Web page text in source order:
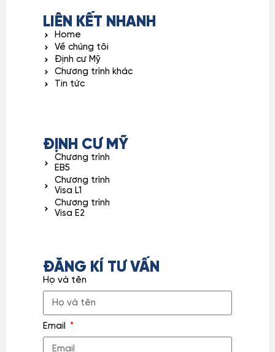
LIÊN KẾT NHANH
Home
Về chúng tôi
Định cư Mỹ
Chương trình khác
Tin tức
ĐỊNH CƯ MỸ
Chương trình
EB5
Chương trình
Visa L1
Chương trình
Visa E2
ĐĂNG KÍ TƯ VẤN
Họ và tên
Email